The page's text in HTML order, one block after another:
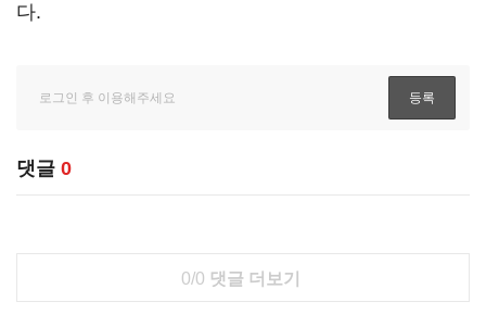
다.
댓글 0
0/0 댓글 더보기